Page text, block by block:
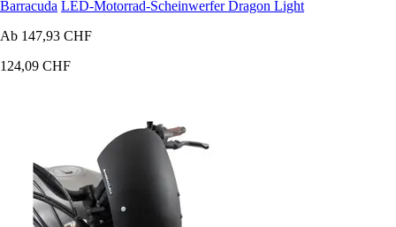
Barracuda LED-Motorrad-Scheinwerfer Dragon Light
Ab 147,93 CHF
124,09 CHF